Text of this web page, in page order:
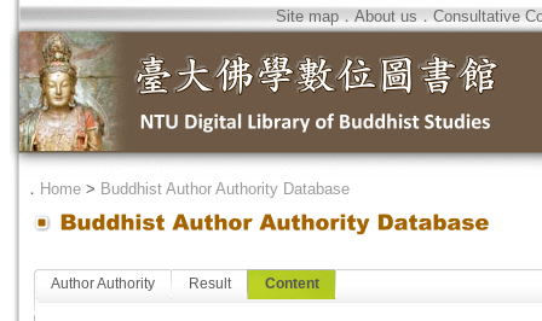
Site map．About us．Consultative
． Home > Buddhist Author Authority Database
Author Authority Result Content